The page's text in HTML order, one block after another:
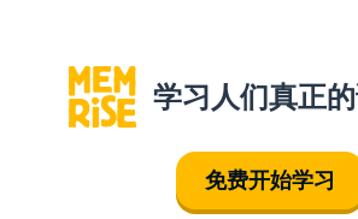
学习人们真正
免费开始学习